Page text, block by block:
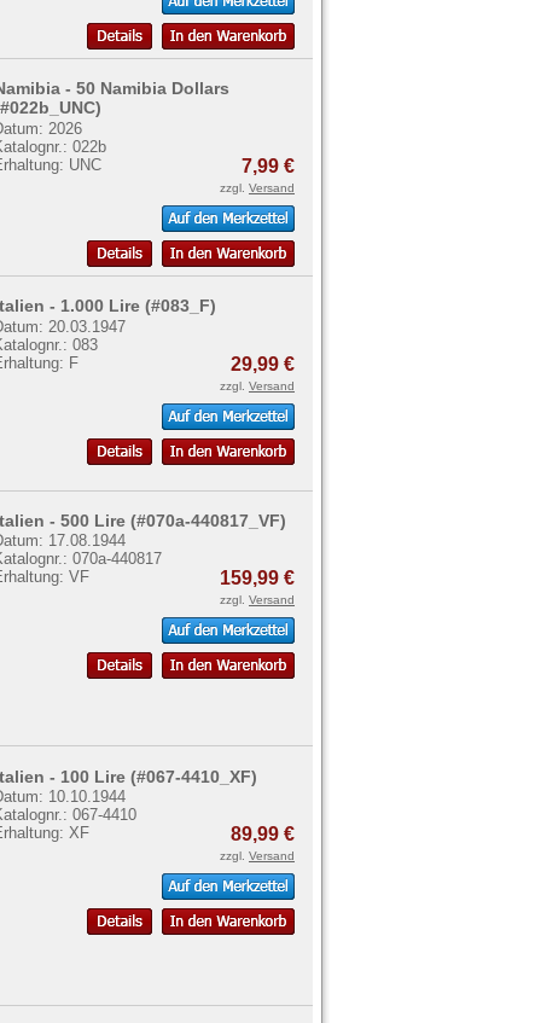
- 50 Namibia Dollars
2026
022b
UNC
7,99 €
zzgl. Versand
- 1.000 Lire (#083_F)
20.03.1947
083
F
29,99 €
zzgl. Versand
- 500 Lire (#070a-440817_VF)
17.08.1944
070a-440817
VF
159,99 €
zzgl. Versand
- 100 Lire (#067-4410_XF)
10.10.1944
067-4410
XF
89,99 €
zzgl. Versand